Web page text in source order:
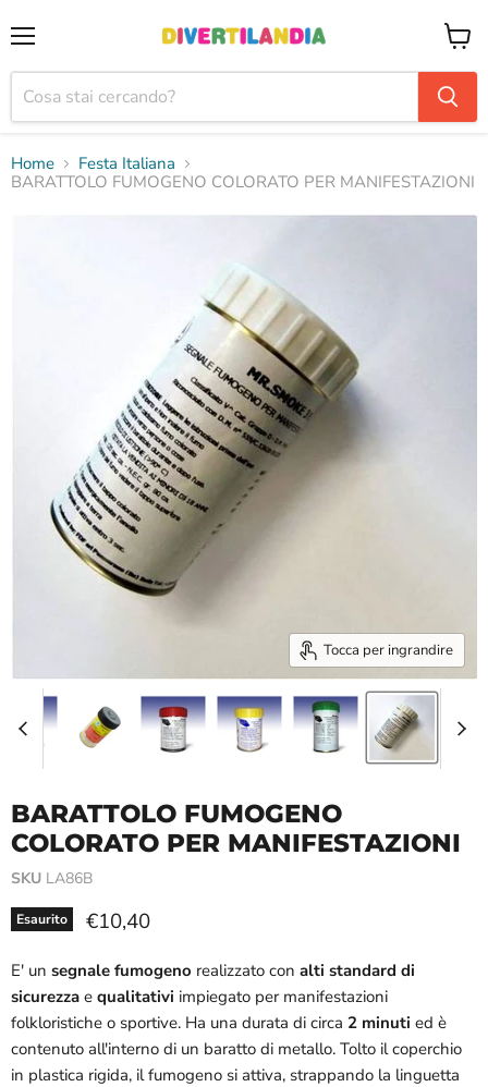
il
Home
Festa Italiana
BARATTOLO FUMOGENO COLORATO PER MANIFESTAZIONI
Tocca per ingrandire
BARATTOLO FUMOGENO
COLORATO PER MANIFESTAZIONI
SKU LA86B
Esaurito Prezzo attuale
€10,40
E' un segnale fumogeno realizzato con alti standard di
sicurezza e qualitativi impiegato per manifestazioni
folkloristiche o sportive. Ha una durata di circa 2 minuti ed è
contenuto all'interno di un baratto di metallo. Tolto il coperchio
in plastica rigida, il fumogeno si attiva, strappando la linguetta